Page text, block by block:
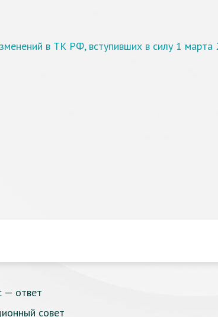
в ТК РФ, вступивших в силу 1 марта
— ответ
совет